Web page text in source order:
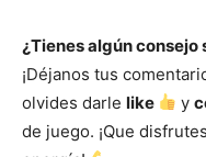
¿Tienes algún
¡Déjanos tus
olvides darle like y
de juego. ¡Que